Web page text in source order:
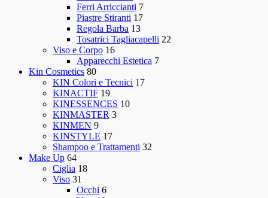
Ferri Arriccianti 7
Piastre Stiranti 17
Regola Barba 13
Tosatrici Tagliacapelli 22
Viso e Corpo 16
Apparecchi Estetica 7
Kin Cosmetics 80
KIN Colori e Tecnici 17
KINACTIF 19
KINESSENCES 10
KINMASTER 3
KINMEN 9
KINSTYLE 17
Shampoo e Trattamenti 32
Make Up 64
Ciglia 18
Viso 31
Occhi 6